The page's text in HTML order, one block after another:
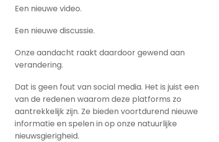
Een nieuwe video.
Een nieuwe discussie.
Onze aandacht raakt daardoor gewend aan
verandering.
Dat is geen fout van social media. Het is juist een
van de redenen waarom deze platforms zo
aantrekkelijk zijn. Ze bieden voortdurend nieuwe
informatie en spelen in op onze natuurlijke
nieuwsgierigheid.